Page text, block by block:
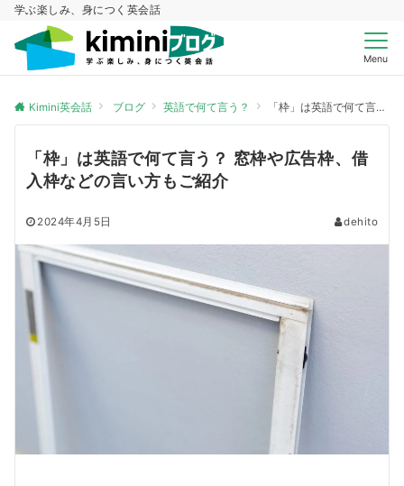
学ぶ楽しみ、身につく英会話
Menu
Kimini英会話 ブログ 英語で何て言う？ 「枠」は英語で何て言う？ 窓枠や広告枠、借入枠などの言い方もご紹介
「枠」は英語で何て言う？ 窓枠や広告枠、借
入枠などの言い方もご紹介
2024年4月5日 dehito